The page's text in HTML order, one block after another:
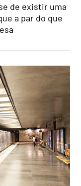
de existir uma
a par do que